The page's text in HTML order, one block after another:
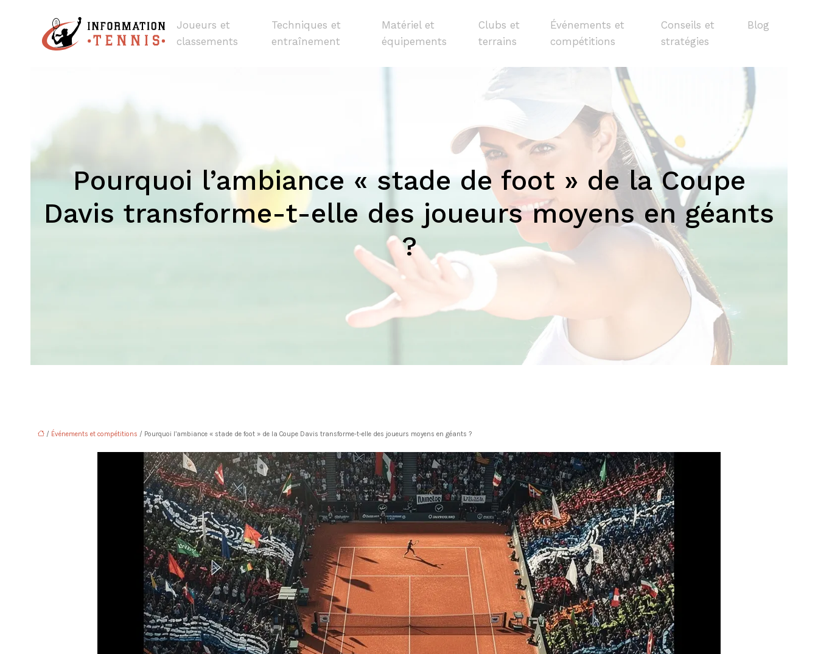
Joueurs et
classements
Techniques et
entraînement
Matériel et
équipements
Clubs et
terrains
Événements et
compétitions
Conseils et
stratégies
Blog
Pourquoi l’ambiance « stade de foot » de la Coupe
Davis transforme-t-elle des joueurs moyens en géants
?
/ Événements et compétitions / Pourquoi l’ambiance « stade de foot » de la Coupe Davis transforme-t-elle des joueurs moyens en géants ?